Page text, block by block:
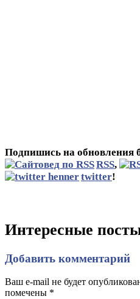
Подпишись на обновления
RSS,
twitter!
Интересные
Добавить комментарий
Ваш e-mail не будет
помечены *